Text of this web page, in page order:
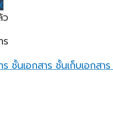
ร
ร ชั้นเอกสาร ชั้นเก็บเอกส